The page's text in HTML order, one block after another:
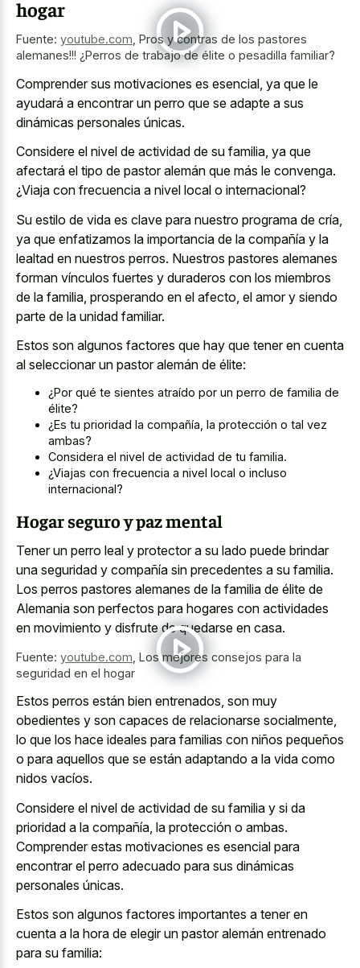
hogar
Fuente: youtube.com Pros y contras de los pastores
alemanes!!! ¿Perros de trabajo de élite o pesadilla familiar?
Comprender sus motivaciones es esencial, ya que le
ayudará a encontrar un perro que se adapte a sus
dinámicas personales únicas.
Considere el nivel de actividad de su familia, ya que
afectará el tipo de pastor alemán que más le convenga.
¿Viaja con frecuencia a nivel local o internacional?
Su estilo de vida es clave para nuestro programa de cría,
ya que enfatizamos la importancia de la compañía y la
lealtad en nuestros perros. Nuestros pastores alemanes
forman vínculos fuertes y duraderos con los miembros
de la familia, prosperando en el afecto, el amor y siendo
parte de la unidad familiar.
Estos son algunos factores que hay que tener en cuenta
al seleccionar un pastor alemán de élite:
¿Por qué te sientes atraído por un perro de familia de
élite?
¿Es tu prioridad la compañía, la protección o tal vez
ambas?
Considera el nivel de actividad de tu familia.
¿Viajas con frecuencia a nivel local o incluso
internacional?
Hogar seguro y paz mental
Tener un perro leal y protector a su lado puede brindar
una seguridad y compañía sin precedentes a su familia.
Los perros pastores alemanes de la familia de élite de
Alemania son perfectos para hogares con actividades
en movimiento y disfrute de quedarse en casa.
Fuente: youtube.com Los mejores consejos para la
seguridad en el hogar
Estos perros están bien entrenados, son muy
obedientes y son capaces de relacionarse socialmente,
lo que los hace ideales para familias con niños pequeños
o para aquellos que se están adaptando a la vida como
nidos vacíos.
Considere el nivel de actividad de su familia y si da
prioridad a la compañía, la protección o ambas.
Comprender estas motivaciones es esencial para
encontrar el perro adecuado para sus dinámicas
personales únicas.
Estos son algunos factores importantes a tener en
cuenta a la hora de elegir un pastor alemán entrenado
para su familia: